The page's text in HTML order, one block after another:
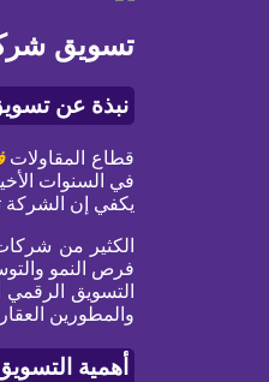
تسويق
نبذة عن
قطاع المقاولات
يكفي إن الشركة
الكثير من
فرص النمو
التسويق
والمطورين
أهمية